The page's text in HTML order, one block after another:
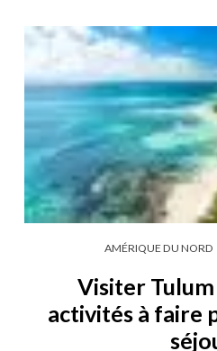
AMÉRIQUE DU NORD
Visiter Tulum
activités à faire